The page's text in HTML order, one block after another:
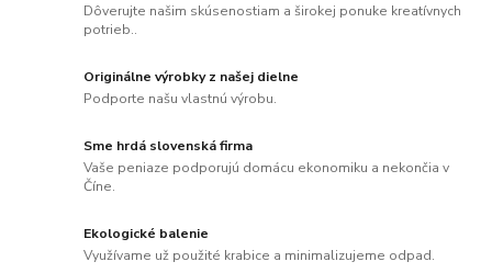
Dôverujte našim skúsenostiam a širokej ponuke kreatívnych
potrieb..
Originálne výrobky z našej dielne
Podporte našu vlastnú výrobu.
Sme hrdá slovenská firma
Vaše peniaze podporujú domácu ekonomiku a nekončia v
Číne.
Ekologické balenie
Využívame už použité krabice a minimalizujeme odpad.